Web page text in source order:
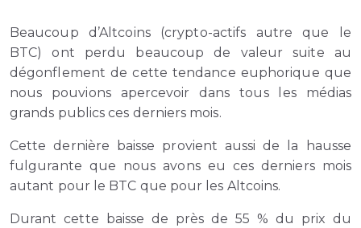
Beaucoup d’Altcoins (crypto-actifs autre que le
BTC) ont perdu beaucoup de valeur suite au
dégonflement de cette tendance euphorique que
nous pouvions apercevoir dans tous les médias
grands publics ces derniers mois.
Cette dernière baisse provient aussi de la hausse
fulgurante que nous avons eu ces derniers mois
autant pour le BTC que pour les Altcoins.
Durant cette baisse de près de 55 % du prix du